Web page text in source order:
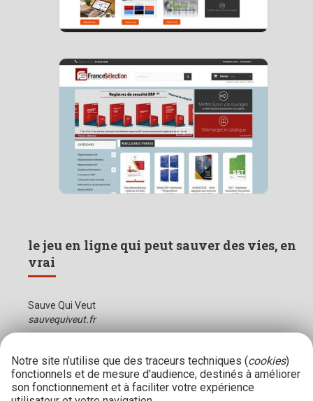
le jeu en ligne qui peut sauver des vies, en
vrai
Sauve Qui Veut
sauvequiveut.fr
Notre site n’utilise que des traceurs techniques (cookies)
fonctionnels et de mesure d'audience, destinés à améliorer
son fonctionnement et à faciliter votre expérience